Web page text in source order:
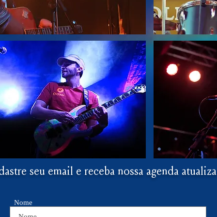
seu email e receba nossa agenda
Nome